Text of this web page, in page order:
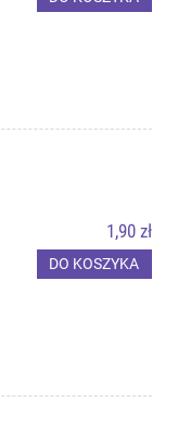
1,90 zł
DO KOSZYKA